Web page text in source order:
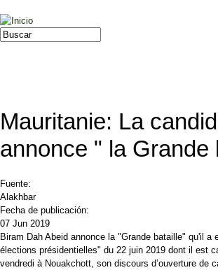
Jump to navigation
Formulario de búsqueda
Buscar
Mauritanie: La
annonce " la Grande
Fuente:
Alakhbar
Fecha de publicación:
07 Jun 2019
Biram Dah Abeid annonce la "Grande bataille" qu'il a
élections présidentielles" du 22 juin 2019 dont il est
vendredi à Nouakchott, son discours d’ouverture de